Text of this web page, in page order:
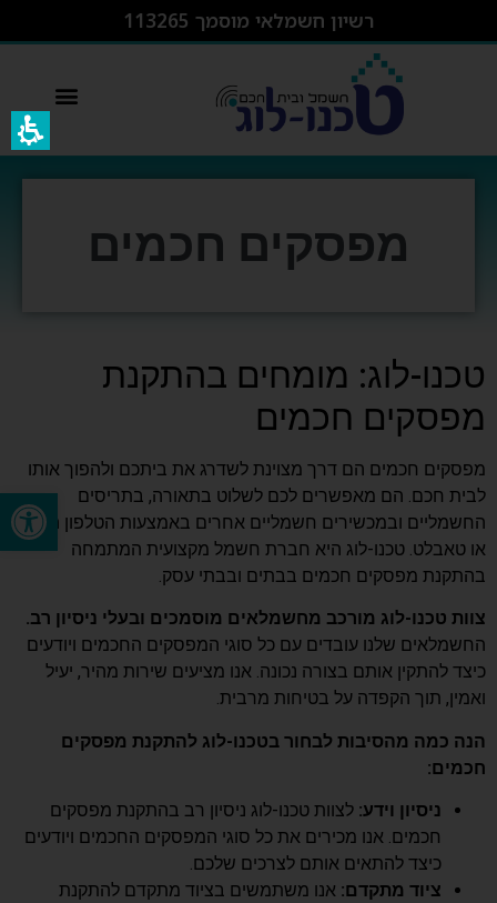
פתח סרגל נגישות
רשיון חשמלאי מוסמך 113265
מפסקים חכמים
טכנו-לוג: מומחים בהתקנת
מפסקים חכמים
מפסקים חכמים הם דרך מצוינת לשדרג את ביתכם ולהפוך אותו
לבית חכם. הם מאפשרים לכם לשלוט בתאורה, בתריסים
החשמליים ובמכשירים חשמליים אחרים באמצעות הטלפון החכם
או טאבלט. טכנו-לוג היא חברת חשמל מקצועית המתמחה
בהתקנת מפסקים חכמים בבתים ובבתי עסק.
צוות טכנו-לוג מורכב מחשמלאים מוסמכים ובעלי ניסיון רב.
החשמלאים שלנו עובדים עם כל סוגי המפסקים החכמים ויודעים
כיצד להתקין אותם בצורה נכונה. אנו מציעים שירות מהיר, יעיל
ואמין, תוך הקפדה על בטיחות מרבית.
הנה כמה מהסיבות לבחור בטכנו-לוג להתקנת מפסקים
חכמים:
ניסיון וידע: לצוות טכנו-לוג ניסיון רב בהתקנת מפסקים
חכמים. אנו מכירים את כל סוגי המפסקים החכמים ויודעים
כיצד להתאים אותם לצרכים שלכם.
ציוד מתקדם: אנו משתמשים בציוד מתקדם להתקנת